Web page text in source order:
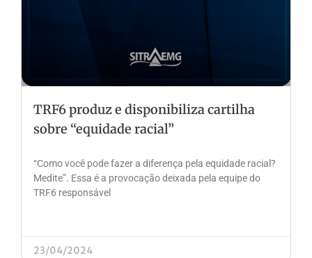
TRF6 produz e disponibiliza cartilha
sobre “equidade racial”
“Como você pode fazer a diferença pela equidade racial?
Medite”. Essa é a provocação deixada pela equipe do
TRF6 responsável
23/04/2024